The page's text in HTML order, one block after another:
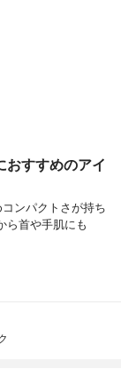
おすすめのアイ
ンパクトさが持ち
ら首や手肌にも